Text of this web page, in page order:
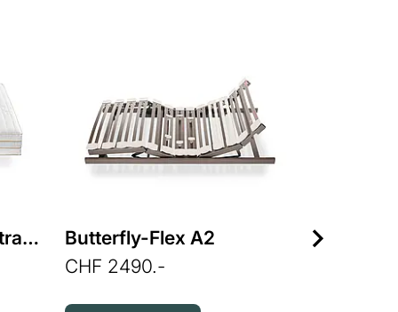
Butterfly Emerald Matratze
Butterfly-Flex A2
CHF 2490.-